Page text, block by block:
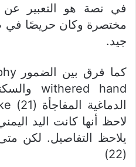
في نصة هو التعبير عن
مختصرة وكان حريصًا في
جيد.
يلاحظ التفاصيل. لكن
(22)